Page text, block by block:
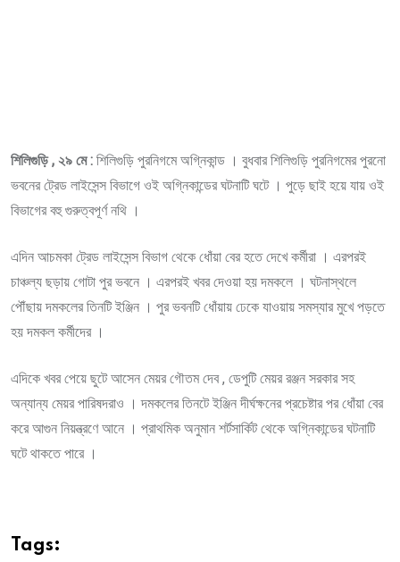
শিলিগুড়ি , ২৯ মে : শিলিগুড়ি পুরনিগমে অগ্নিকান্ড । বুধবার শিলিগুড়ি পুরনিগমের পুরনো
ভবনের ট্রেড লাইসেন্স বিভাগে ওই অগ্নিকান্ডের ঘটনাটি ঘটে । পুড়ে ছাই হয়ে যায় ওই
বিভাগের বহু গুরুত্বপূর্ণ নথি ।
এদিন আচমকা ট্রেড লাইসেন্স বিভাগ থেকে ধোঁয়া বের হতে দেখে কর্মীরা । এরপরই
চাঞ্চল্য ছড়ায় গোটা পুর ভবনে । এরপরই খবর দেওয়া হয় দমকলে । ঘটনাস্থলে
পৌঁছায় দমকলের তিনটি ইঞ্জিন । পুর ভবনটি ধোঁয়ায় ঢেকে যাওয়ায় সমস্যার মুখে পড়তে
হয় দমকল কর্মীদের ।
এদিকে খবর পেয়ে ছুটে আসেন মেয়র গৌতম দেব , ডেপুটি মেয়র রঞ্জন সরকার সহ
অন্যান্য মেয়র পারিষদরাও । দমকলের তিনটে ইঞ্জিন দীর্ঘক্ষনের প্রচেষ্টার পর ধোঁয়া বের
করে আগুন নিয়ন্ত্রণে আনে । প্রাথমিক অনুমান শর্টসার্কিট থেকে অগ্নিকান্ডের ঘটনাটি
ঘটে থাকতে পারে ।
Tags: